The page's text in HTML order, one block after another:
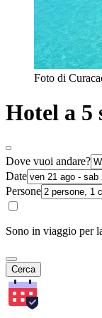
Foto di
Hotel a 5
Dove vuoi andare?
Date
Persone
Sono in viaggio per
Cerca